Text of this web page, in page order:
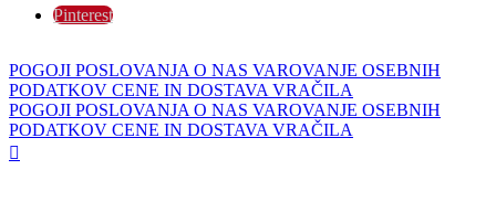
Pinterest
POGOJI POSLOVANJA O NAS VAROVANJE OSEBNIH
PODATKOV CENE IN DOSTAVA VRAČILA
POGOJI POSLOVANJA O NAS VAROVANJE OSEBNIH
PODATKOV CENE IN DOSTAVA VRAČILA
